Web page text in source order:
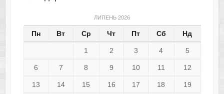
ЛИПЕНЬ 2026
Пн Вт Ср Чт Пт Сб Нд
1 2 3 4 5
6 7 8 9 10 11 12
13 14 15 16 17 18 19